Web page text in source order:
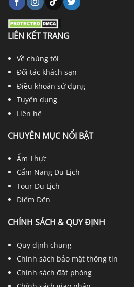
LIÊN KẾT TRANG
Về chúng tôi
Đối tác khách sạn
Điều khoản sử dụng
Tuyển dụng
Liên hệ
CHUYÊN MỤC NỔI BẬT
Ẩm Thực
Cẩm Nang Du Lịch
Tour Du Lịch
Điểm Đến
CHÍNH SÁCH & QUY ĐỊNH
Quy định chung
Chính sách bảo mật thông tin
Chính sách đặt phòng